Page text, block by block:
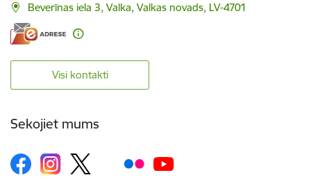
Beverīnas iela 3, Valka, Valkas novads, LV-4701
Visi kontakti
Sekojiet mums